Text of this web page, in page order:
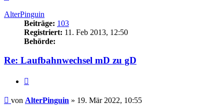
AlterPinguin
Beiträge: 103
Registriert: 11. Feb 2013, 12:50
Behörde:
Re: Laufbahnwechsel mD zu gD
Beitrag
von AlterPinguin » 19. Mär 2022, 10:55